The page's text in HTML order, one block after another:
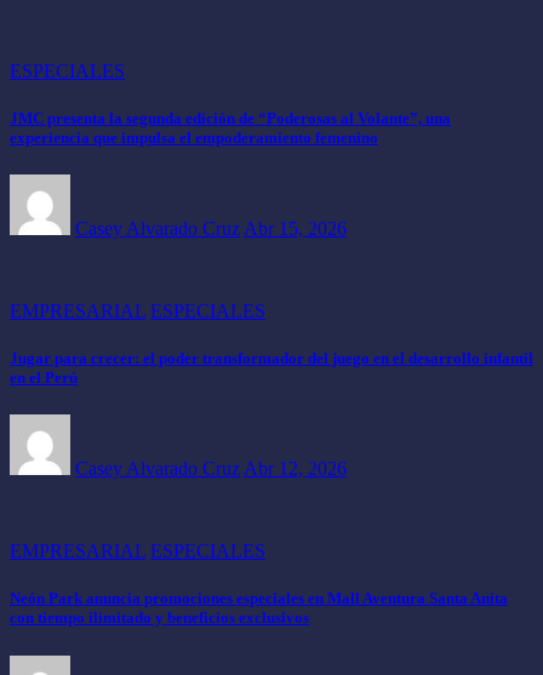
ESPECIALES
JMC presenta la segunda edición de “Poderosas al Volante”, una
experiencia que impulsa el empoderamiento femenino
Casey Alvarado Cruz Abr 15, 2026
EMPRESARIAL ESPECIALES
Jugar para crecer: el poder transformador del juego en el desarrollo infantil
en el Perú
Casey Alvarado Cruz Abr 12, 2026
EMPRESARIAL ESPECIALES
Neón Park anuncia promociones especiales en Mall Aventura Santa Anita
con tiempo ilimitado y beneficios exclusivos